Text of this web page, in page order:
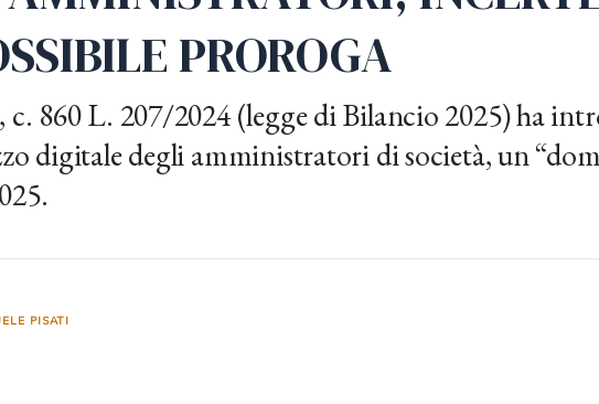
PROROGA
860 L. 207/2024 (legge di Bilancio 2025) ha
digitale degli amministratori di società, un
PISATI